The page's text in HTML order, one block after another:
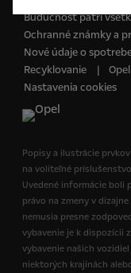
Budúcnosť patrí
Ochranné známky a
Nové údaje o
Recyklovanie
Nastavenia cookies
Popisy a ilustrácie
na voliteľné
Uvedené informácie boli
právo na zmeny v
nemusia presne
vybavenie je k dispozícii
vybavenie našich
niektorých krajinách